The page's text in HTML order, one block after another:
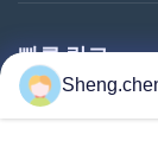
빠른 링크
집